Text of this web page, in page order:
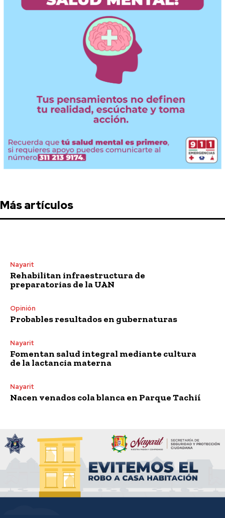
Más artículos
Nayarit
Rehabilitan infraestructura de
preparatorias de la UAN
Opinión
Probables resultados en gubernaturas
Nayarit
Fomentan salud integral mediante cultura
de la lactancia materna
Nayarit
Nacen venados cola blanca en Parque Tachií